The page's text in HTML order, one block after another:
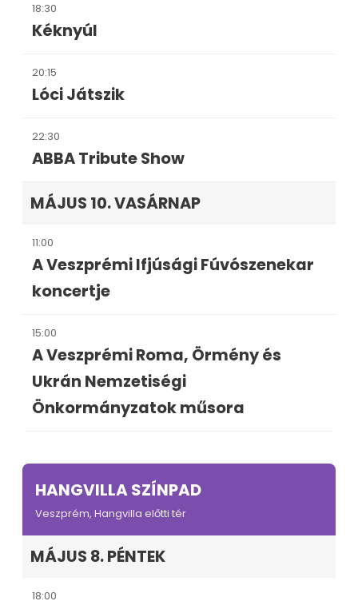
18:30
Kéknyúl
20:15
Lóci Játszik
22:30
ABBA Tribute Show
MÁJUS 10. VASÁRNAP
11:00
A Veszprémi Ifjúsági Fúvószenekar
koncertje
15:00
A Veszprémi Roma, Örmény és
Ukrán Nemzetiségi
Önkormányzatok műsora
HANGVILLA SZÍNPAD
Veszprém, Hangvilla előtti tér
MÁJUS 8. PÉNTEK
18:00